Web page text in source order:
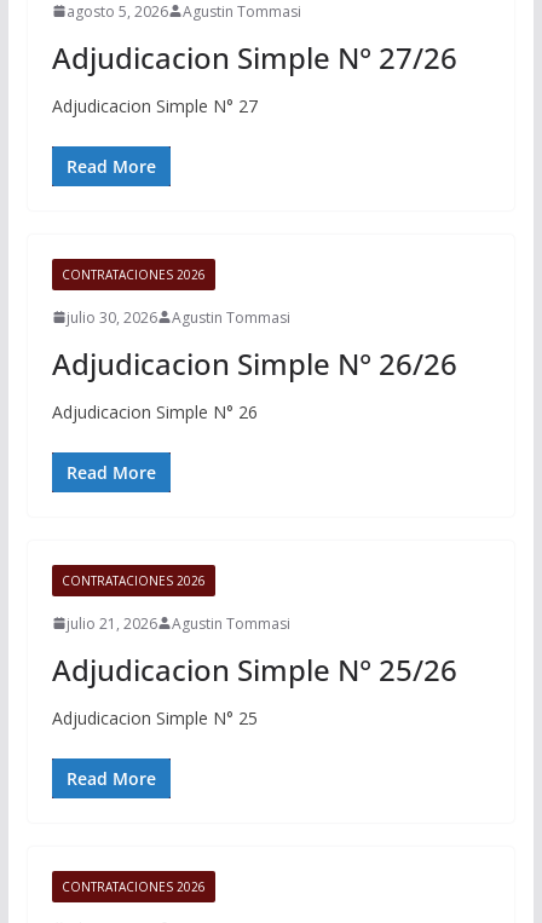
agosto 5, 2026 Agustin Tommasi
Adjudicacion Simple N° 27/26
Adjudicacion Simple N° 27
Read More
CONTRATACIONES 2026
julio 30, 2026 Agustin Tommasi
Adjudicacion Simple N° 26/26
Adjudicacion Simple N° 26
Read More
CONTRATACIONES 2026
julio 21, 2026 Agustin Tommasi
Adjudicacion Simple N° 25/26
Adjudicacion Simple N° 25
Read More
CONTRATACIONES 2026